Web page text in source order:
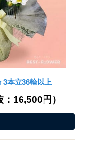
3本立36輪以上
： 16,500円 ）